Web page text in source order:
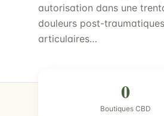
autorisation dans une
douleurs post-
articulaires…
0
Boutiques CBD